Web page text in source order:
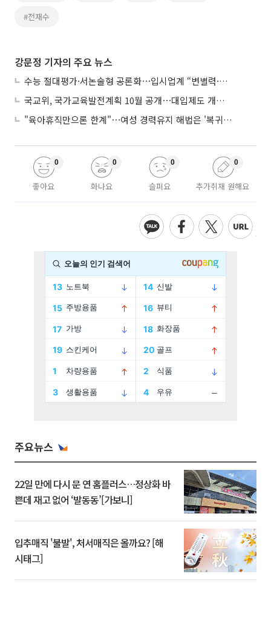
#전재수
강문정 기자의 주요 뉴스
수능 절대평가·서논술형 공론화⋯입시업계 “변별력·사교육 대책 먼저”
국교위, 국가교육발전계획 10월 공개⋯대입제도 개편 공론화 추진
"육아휴직만으론 한계"⋯여성 경력유지 해법은 '복귀 후 유연근무’
좋아요
0
화나요
0
슬퍼요
0
추가취재 원해요
0
주요뉴스
22일 만에 다시 문 연 홈플러스…정상화 바
쁜데 재고 없어 ‘발동동’[가보니]
입추매직 '불발', 처서매직은 올까요? [해
시태그]